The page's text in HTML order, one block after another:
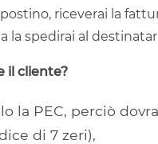
riceverai la
la spedirai al
il cliente?
la PEC, perciò
di 7 zeri),